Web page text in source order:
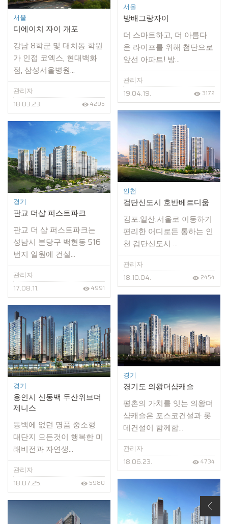
서울
방배그랑자이
더 스마트하고, 더 아름다
운 라이프를 위해 첨단으로
앞선 아파트! 방...
관리자
19.04.19.
3172
서울
디에이치 자이 개포
강남 8학군 및 대치동 학원
가 인접 코엑스, 현대백화
점, 삼성서울병원...
관리자
18.03.23.
4295
인천
검단신도시 호반베르디움
김포.일산.서울로 이동하기
편리한 어디로든 통하는 인
천 검단신도시 ...
관리자
18.10.04.
2454
경기
판교 더샵 퍼스트파크
판교 더 샵 퍼스트파크는
성남시 분당구 백현동 516
번지 일원에 건설...
관리자
17.08.11.
4991
경기
경기도 의왕더샵캐슬
평촌의 가치를 잇는 의왕더
샵캐슬은 포스코건설과 롯
데건설이 함께합...
관리자
18.06.23.
4734
경기
용인시 신동백 두산위브더
제니스
동백에 없던 명품 중소형
대단지 모든것이 행복한 미
래비전과 자연생...
관리자
18.07.25.
5980